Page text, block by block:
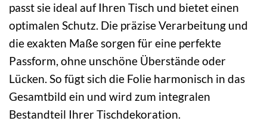
passt sie ideal auf Ihren Tisch und bietet einen
optimalen Schutz. Die präzise Verarbeitung und
die exakten Maße sorgen für eine perfekte
Passform, ohne unschöne Überstände oder
Lücken. So fügt sich die Folie harmonisch in das
Gesamtbild ein und wird zum integralen
Bestandteil Ihrer Tischdekoration.